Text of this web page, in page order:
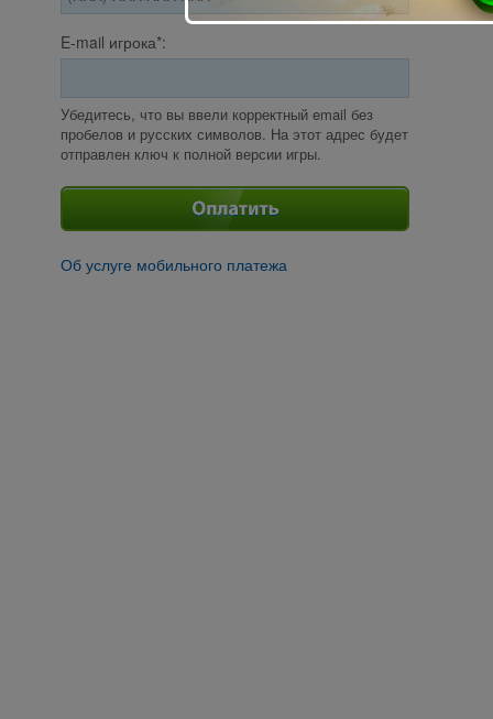
E-mail игрока*:
Убедитесь, что вы ввели корректный email без
пробелов и русских символов. На этот адрес будет
отправлен ключ к полной версии игры.
Об услуге мобильного платежа